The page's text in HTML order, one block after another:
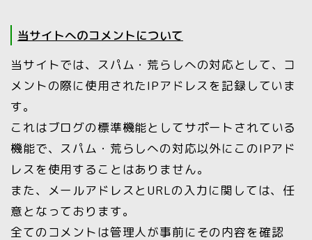
当サイトへのコメントについて
当サイトでは、スパム・荒らしへの対応として、コ
メントの際に使用されたIPアドレスを記録していま
す。
これはブログの標準機能としてサポートされている
機能で、スパム・荒らしへの対応以外にこのIPアド
レスを使用することはありません。
また、メールアドレスとURLの入力に関しては、任
意となっております。
全てのコメントは管理人が事前にその内容を確認